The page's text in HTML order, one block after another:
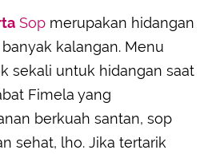
REVIEW
Sop merupakan hidangan
kalangan. Menu
sekali untuk hidangan saat
Fimela yang
berkuah santan, sop
sehat, lho. Jika tertarik